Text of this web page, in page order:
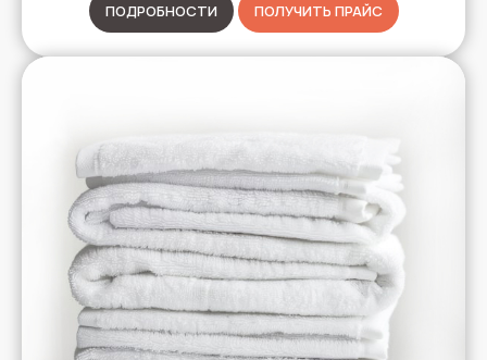
ПОДРОБНОСТИ ПОЛУЧИТЬ ПРАЙС